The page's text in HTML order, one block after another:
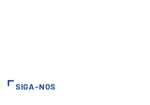
SIGA-NOS